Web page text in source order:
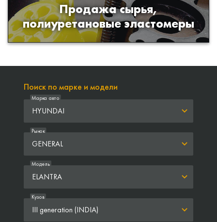
Продажа сырья,
полиуретановые эластомеры
Продажа сырья для производства
изделий из полиуретана
Поиск по марке и модели
HYUNDAI
Марка авто
GENERAL
Рынок
ELANTRA
Модель
III generation (INDIA)
Кузов